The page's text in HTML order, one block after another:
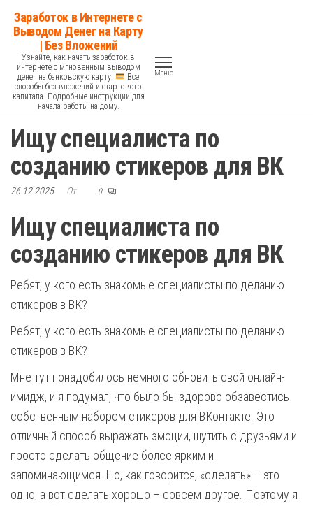
Перейти
содержимому
Заработок в Интернете с
Выводом Денег на Карту
| Без Вложений
Узнайте, как начать заработок в
интернете с мгновенным выводом
денег на банковскую карту.
Все
способы без вложений и стартового
капитала. Подробные инструкции для
начала работы на дому.
Меню
Ищу специалиста по
созданию стикеров для ВК
26.12.2025 От 0
Ищу специалиста по
созданию стикеров для ВК
Ребят, у кого есть знакомые специалисты по деланию
стикеров в ВК?
Ребят, у кого есть знакомые специалисты по деланию
стикеров в ВК?
Мне тут понадобилось немного обновить свой онлайн-
имидж, и я подумал, что было бы здорово обзавестись
собственным набором стикеров для ВКонтакте. Это
отличный способ выражать эмоции, шутить с друзьями и
просто сделать общение более ярким и
запоминающимся. Но, как говорится, «сделать» – это
одно, а вот сделать хорошо – совсем другое. Поэтому я